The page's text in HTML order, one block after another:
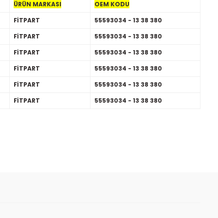
ÜRÜN MARKASI
OEM KODU
FİTPART
55593034 - 13 38 380
FİTPART
55593034 - 13 38 380
FİTPART
55593034 - 13 38 380
FİTPART
55593034 - 13 38 380
FİTPART
55593034 - 13 38 380
FİTPART 55593034 - 13 38 380